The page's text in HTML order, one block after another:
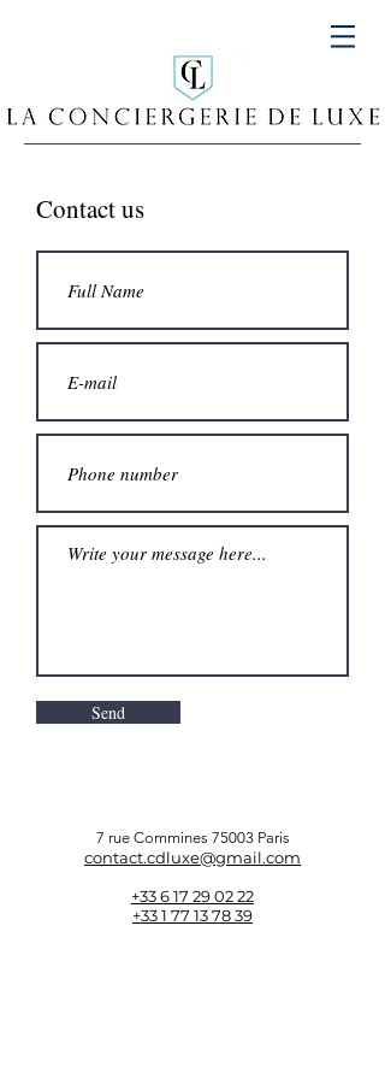
Contact us
Send
7 rue Commines 75003 Paris
contact.cdluxe@gmail.com
+33 6 17 29 02 22
+33 1 77 13 78 39